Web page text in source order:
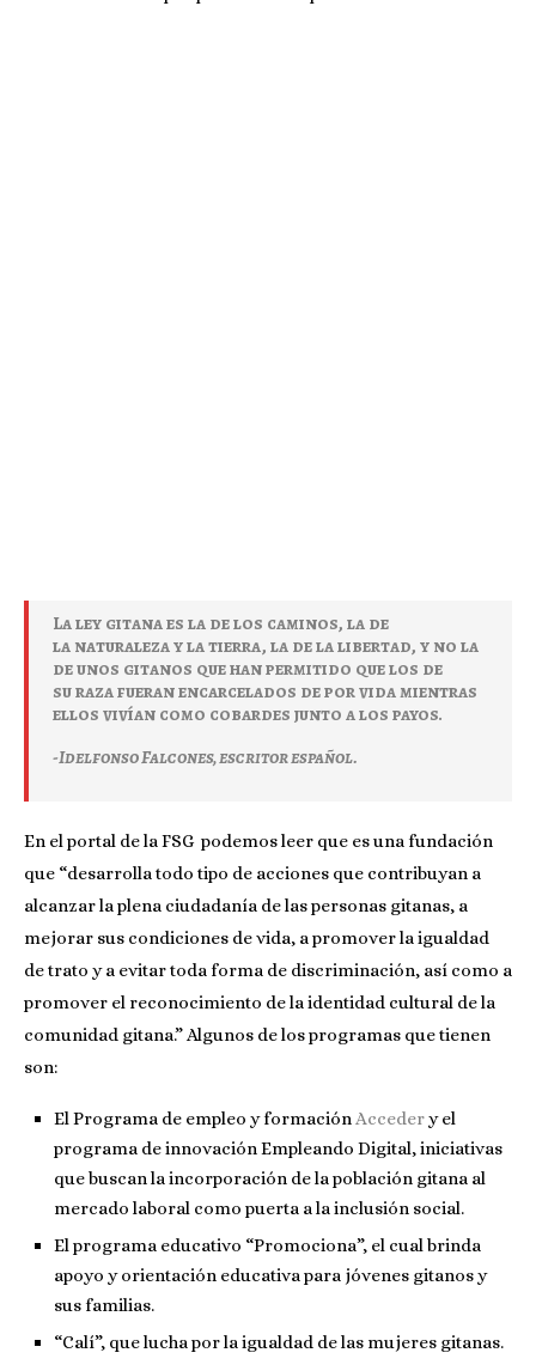
La ley gitana es la de los caminos, la de
la naturaleza y la tierra, la de la libertad, y no la
de unos gitanos que han permitido que los de
su raza fueran encarcelados de por vida mientras
ellos vivían como cobardes junto a los payos.
-Idelfonso Falcones, escritor español.
En el portal de la FSG podemos leer que es una fundación
que “desarrolla todo tipo de acciones que contribuyan a
alcanzar la plena ciudadanía de las personas gitanas, a
mejorar sus condiciones de vida, a promover la igualdad
de trato y a evitar toda forma de discriminación, así como a
promover el reconocimiento de la identidad cultural de la
comunidad gitana.” Algunos de los programas que tienen
son:
El Programa de empleo y formaciónAccedery el
programa de innovación Empleando Digital, iniciativas
que buscan la incorporación de la población gitana al
mercado laboral como puerta a la inclusión social.
El programa educativo “Promociona”, el cual brinda
apoyo y orientación educativa para jóvenes gitanos y
sus familias.
“Calí”, que lucha por la igualdad de las mujeres gitanas.